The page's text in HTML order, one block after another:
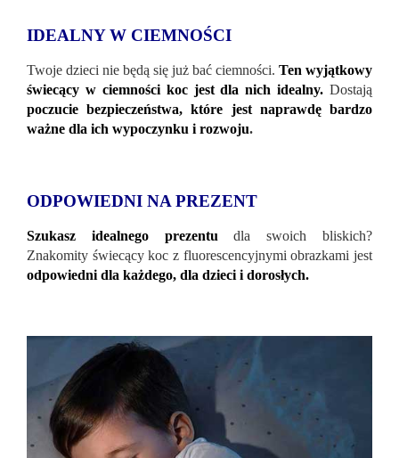
IDEALNY W CIEMNOŚCI
Twoje dzieci nie będą się już bać ciemności. Ten wyjątkowy
świecący w ciemności koc jest dla nich idealny. Dostają
poczucie bezpieczeństwa, które jest naprawdę bardzo
ważne dla ich wypoczynku i rozwoju.
ODPOWIEDNI NA PREZENT
Szukasz idealnego prezentu dla swoich bliskich?
Znakomity świecący koc z fluorescencyjnymi obrazkami jest
odpowiedni dla każdego, dla dzieci i dorosłych.